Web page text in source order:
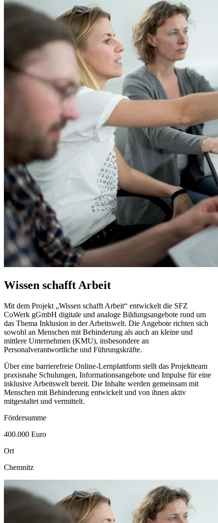
Wissen schafft Arbeit
Mit dem Projekt „Wissen schafft Arbeit“ entwickelt die SFZ
CoWerk gGmbH digitale und analoge Bildungsangebote rund um
das Thema Inklusion in der Arbeitswelt. Die Angebote richten sich
sowohl an Menschen mit Behinderung als auch an kleine und
mittlere Unternehmen (KMU), insbesondere an
Personalverantwortliche und Führungskräfte.
Über eine barrierefreie Online-Lernplattform stellt das Projektteam
praxisnahe Schulungen, Informationsangebote und Impulse für eine
inklusive Arbeitswelt bereit. Die Inhalte werden gemeinsam mit
Menschen mit Behinderung entwickelt und von ihnen aktiv
mitgestaltet und vermittelt.
Fördersumme
400.000 Euro
Ort
Chemnitz